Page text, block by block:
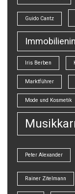
Guido Cantz
Iris Berben
Marktführer
Mode und Kosmetik
Peter Alexander
Rainer Zitelmann